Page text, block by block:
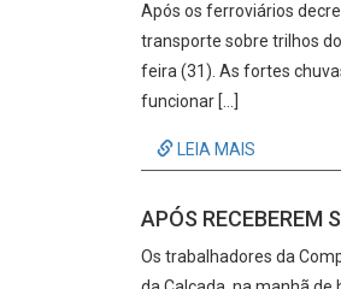
Após os ferroviários
transporte sobre trilhos
feira (31). As fortes
funcionar […]
LEIA MAIS
APÓS RECEBEREM
Os trabalhadores da